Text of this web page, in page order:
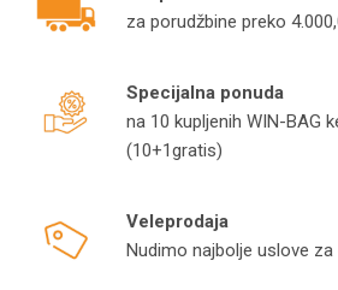
za porudžbine preko
Specijalna ponuda
na 10 kupljenih WIN-BAG
(10+1gratis)
Veleprodaja
Nudimo najbolje uslove za